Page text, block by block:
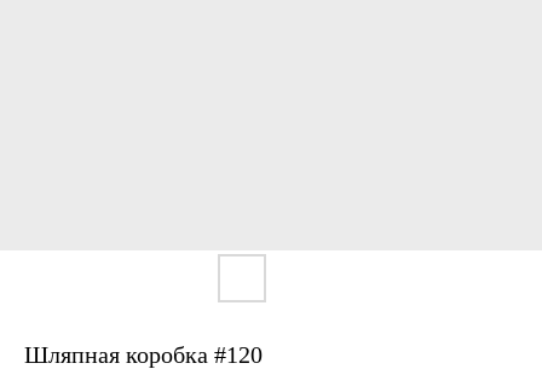
Шляпная коробка #120